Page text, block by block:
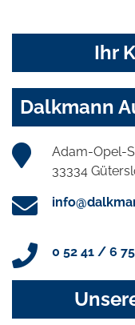
Ihr
Dalkmann
Adam-Opel-
33334
0 52 41 / 6